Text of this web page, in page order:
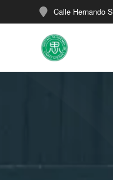
al
Calle Hernando